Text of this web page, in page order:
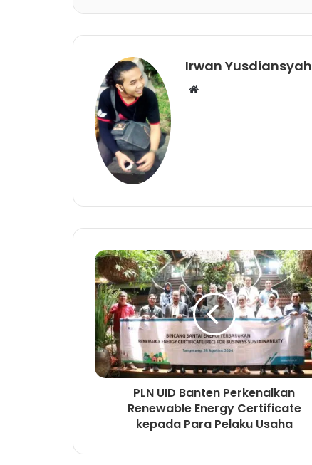
Irwan Yusdiansyah
PLN UID Banten Perkenalkan
Renewable Energy Certificate
kepada Para Pelaku Usaha